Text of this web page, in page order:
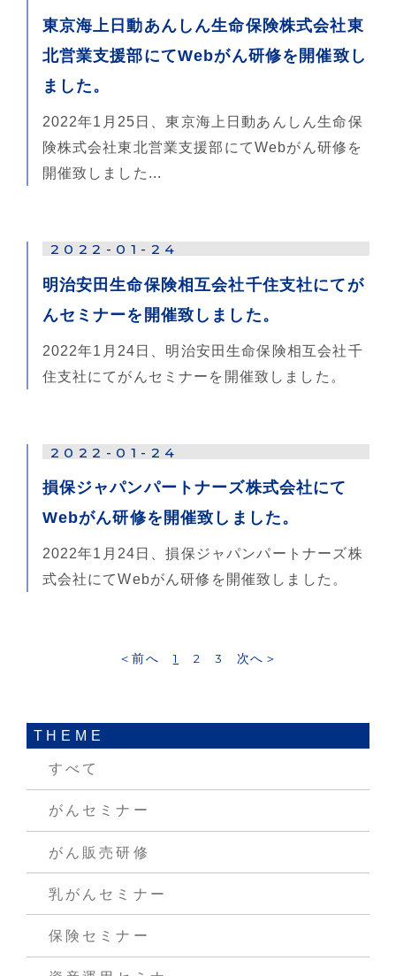
東京海上日動あんしん生命保険株式会社東
北営業支援部にてWebがん研修を開催致し
ました。
2022年1月25日、東京海上日動あんしん生命保
険株式会社東北営業支援部にてWebがん研修を
開催致しました...
2022-01-24
明治安田生命保険相互会社千住支社にてが
んセミナーを開催致しました。
2022年1月24日、明治安田生命保険相互会社千
住支社にてがんセミナーを開催致しました。
2022-01-24
損保ジャパンパートナーズ株式会社にて
Webがん研修を開催致しました。
2022年1月24日、損保ジャパンパートナーズ株
式会社にてWebがん研修を開催致しました。
＜前へ 1 2 3 次へ＞
THEME
すべて
がんセミナー
がん販売研修
乳がんセミナー
保険セミナー